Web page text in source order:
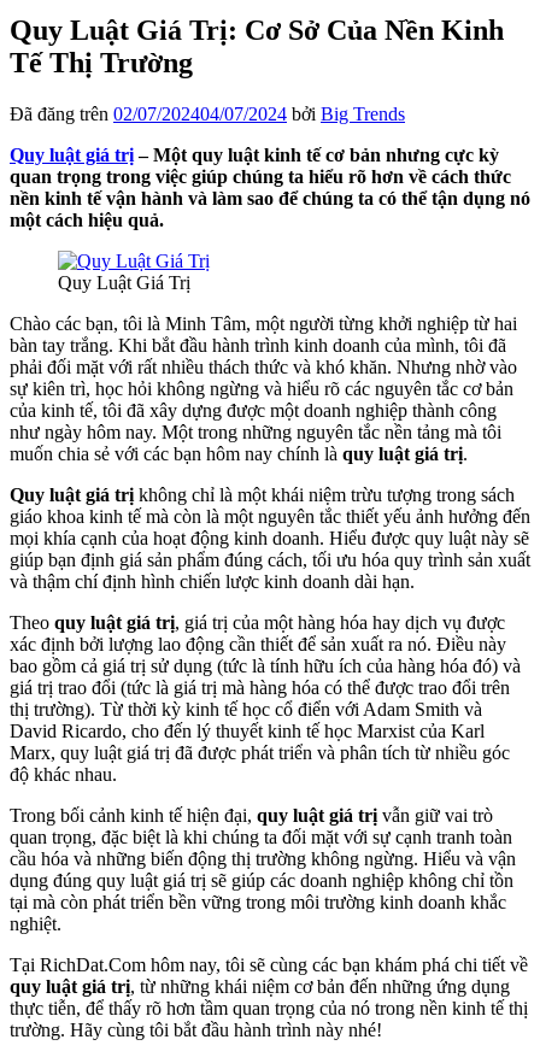
Quy Luật Giá Trị: Cơ Sở Của Nền Kinh
Tế Thị Trường
Đã đăng trên 02/07/202404/07/2024 bởi Big Trends
Quy luật giá trị– Một quy luật kinh tế cơ bản nhưng cực kỳ
quan trọng trong việc giúp chúng ta hiểu rõ hơn về cách thức
nền kinh tế vận hành và làm sao để chúng ta có thể tận dụng nó
một cách hiệu quả.
Quy Luật Giá Trị
Chào các bạn, tôi là Minh Tâm, một người từng khởi nghiệp từ hai
bàn tay trắng. Khi bắt đầu hành trình kinh doanh của mình, tôi đã
phải đối mặt với rất nhiều thách thức và khó khăn. Nhưng nhờ vào
sự kiên trì, học hỏi không ngừng và hiểu rõ các nguyên tắc cơ bản
của kinh tế, tôi đã xây dựng được một doanh nghiệp thành công
như ngày hôm nay. Một trong những nguyên tắc nền tảng mà tôi
muốn chia sẻ với các bạn hôm nay chính là quy luật giá trị.
Quy luật giá trị không chỉ là một khái niệm trừu tượng trong sách
giáo khoa kinh tế mà còn là một nguyên tắc thiết yếu ảnh hưởng đến
mọi khía cạnh của hoạt động kinh doanh. Hiểu được quy luật này sẽ
giúp bạn định giá sản phẩm đúng cách, tối ưu hóa quy trình sản xuất
và thậm chí định hình chiến lược kinh doanh dài hạn.
Theo quy luật giá trị, giá trị của một hàng hóa hay dịch vụ được
xác định bởi lượng lao động cần thiết để sản xuất ra nó. Điều này
bao gồm cả giá trị sử dụng (tức là tính hữu ích của hàng hóa đó) và
giá trị trao đổi (tức là giá trị mà hàng hóa có thể được trao đổi trên
thị trường). Từ thời kỳ kinh tế học cổ điển với Adam Smith và
David Ricardo, cho đến lý thuyết kinh tế học Marxist của Karl
Marx, quy luật giá trị đã được phát triển và phân tích từ nhiều góc
độ khác nhau.
Trong bối cảnh kinh tế hiện đại, quy luật giá trị vẫn giữ vai trò
quan trọng, đặc biệt là khi chúng ta đối mặt với sự cạnh tranh toàn
cầu hóa và những biến động thị trường không ngừng. Hiểu và vận
dụng đúng quy luật giá trị sẽ giúp các doanh nghiệp không chỉ tồn
tại mà còn phát triển bền vững trong môi trường kinh doanh khắc
nghiệt.
Tại RichDat.Com hôm nay, tôi sẽ cùng các bạn khám phá chi tiết về
quy luật giá trị, từ những khái niệm cơ bản đến những ứng dụng
thực tiễn, để thấy rõ hơn tầm quan trọng của nó trong nền kinh tế thị
trường. Hãy cùng tôi bắt đầu hành trình này nhé!